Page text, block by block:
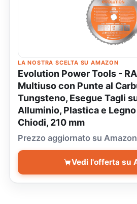
LA NOSTRA SCELTA SU AMAZON
Evolution Power Tools -
Multiuso con Punte al
Tungsteno, Esegue Tagli
Alluminio, Plastica e
Chiodi, 210 mm
Prezzo aggiornato su Amazon
Vedi l'offerta su